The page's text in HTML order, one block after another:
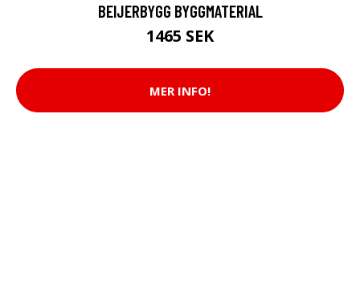
BEIJERBYGG BYGGMATERIAL
1465 SEK
MER INFO!